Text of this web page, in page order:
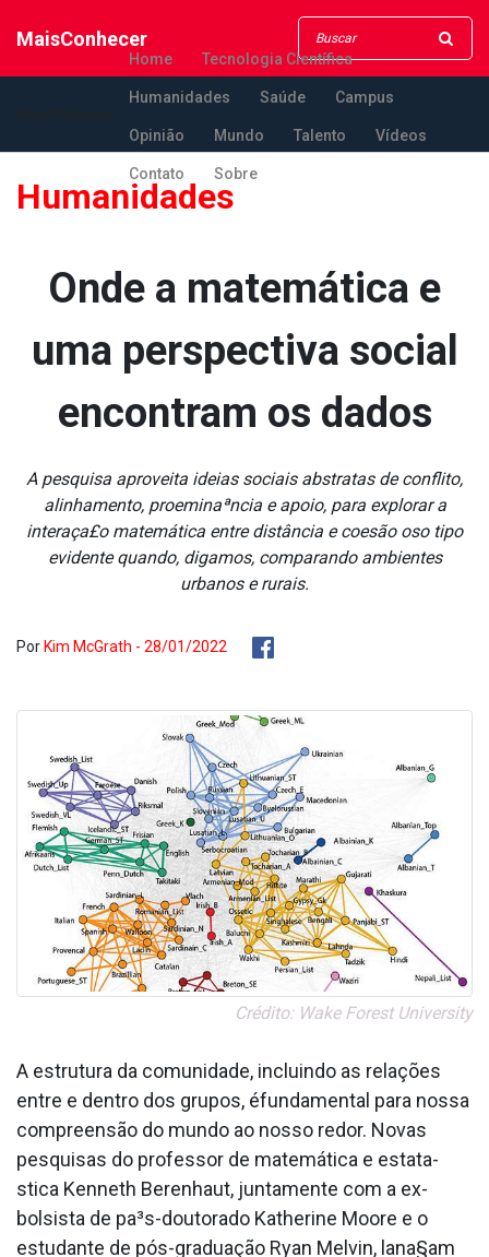
MaisConhecer
Home Tecnologia Científica
Humanidades Saúde Campus
Opinião Mundo Talento Vídeos
Contato Sobre
Humanidades
Onde a matemática e
uma perspectiva social
encontram os dados
A pesquisa aproveita ideias sociais abstratas de conflito,
alinhamento, proeminaªncia e apoio, para explorar a
interaça£o matemática entre distância e coesão oso tipo
evidente quando, digamos, comparando ambientes
urbanos e rurais.
Por Kim McGrath - 28/01/2022
Crédito: Wake Forest University
A estrutura da comunidade, incluindo as relações
entre e dentro dos grupos, éfundamental para nossa
compreensão do mundo ao nosso redor. Novas
pesquisas do professor de matemática e estata­
stica Kenneth Berenhaut, juntamente com a ex-
bolsista de pa³s-doutorado Katherine Moore e o
estudante de pós-graduação Ryan Melvin, lana§am